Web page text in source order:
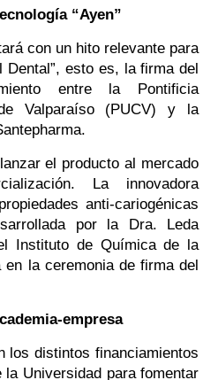
“Ayen”
con un hito relevante para
Dental”, esto es, la firma del
entre la Pontificia
Valparaíso (PUCV) y la
el producto al mercado
La innovadora
anti-cariogénicas
por la Dra. Leda
Instituto de Química de la
en la ceremonia de firma del
empresa
los distintos financiamientos
Universidad para fomentar